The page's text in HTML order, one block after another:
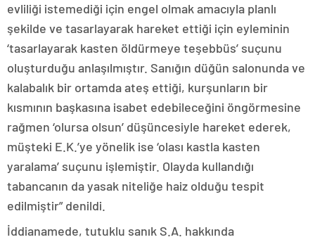
evliliği istemediği için engel olmak amacıyla planlı
şekilde ve tasarlayarak hareket ettiği için eyleminin
‘tasarlayarak kasten öldürmeye teşebbüs’ suçunu
oluşturduğu anlaşılmıştır. Sanığın düğün salonunda ve
kalabalık bir ortamda ateş ettiği, kurşunların bir
kısmının başkasına isabet edebileceğini öngörmesine
rağmen ‘olursa olsun’ düşüncesiyle hareket ederek,
müşteki E.K.’ye yönelik ise ‘olası kastla kasten
yaralama’ suçunu işlemiştir. Olayda kullandığı
tabancanın da yasak niteliğe haiz olduğu tespit
edilmiştir” denildi.
İddianamede, tutuklu sanık S.A. hakkında